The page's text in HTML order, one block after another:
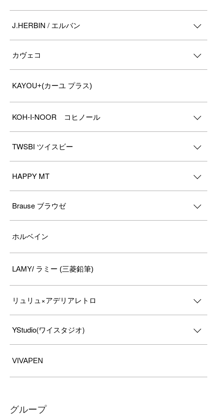
J.HERBIN / エルバン
カヴェコ
KAYOU+(カーユ プラス)
KOH-I-NOOR コヒノール
TWSBI ツイスビー
HAPPY MT
Brause ブラウゼ
ホルベイン
LAMY/ ラミー (三菱鉛筆)
リュリュ×アデリアレトロ
YStudio(ワイスタジオ)
VIVAPEN
グループ